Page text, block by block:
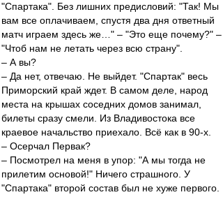
"Спартака". Без лишних предисловий: "Так! Мы
вам все оплачиваем, спустя два дня ответный
матч играем здесь же…" – "Это еще почему?" –
"Чтоб нам не летать через всю страну".
– А вы?
– Да нет, отвечаю. Не выйдет. "Спартак" весь
Приморский край ждет. В самом деле, народ
места на крышах соседних домов занимал,
билеты сразу смели. Из Владивостока все
краевое начальство приехало. Всё как в 90-х.
– Осерчал Первак?
– Посмотрел на меня в упор: "А мы тогда не
прилетим основой!" Ничего страшного. У
"Спартака" второй состав был не хуже первого.